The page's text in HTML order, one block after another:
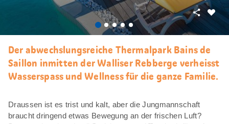
Teilen
Der abwechslungsreiche Thermalpark Bains de
Saillon inmitten der Walliser Rebberge verheisst
Wasserspass und Wellness für die ganze Familie.
Draussen ist es trist und kalt, aber die Jungmannschaft
braucht dringend etwas Bewegung an der frischen Luft?